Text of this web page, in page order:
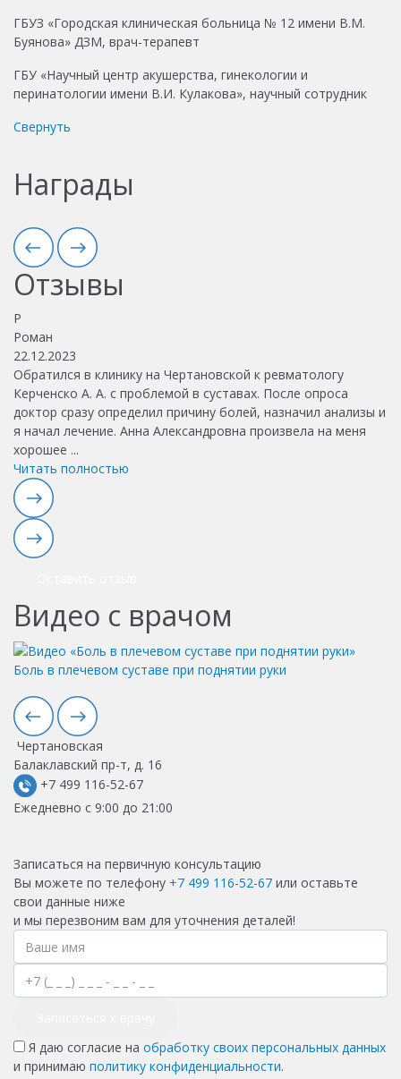
ГБУЗ «Городская клиническая больница № 12 имени В.М.
Буянова» ДЗМ, врач-терапевт
ГБУ «Научный центр акушерства, гинекологии и
перинатологии имени В.И. Кулакова», научный сотрудник
Свернуть
Награды
Отзывы
Р
Роман
22.12.2023
Обратился в клинику на Чертановской к ревматологу
Керченско А. А. с проблемой в суставах. После опроса
доктор сразу определил причину болей, назначил анализы и
я начал лечение. Анна Александровна произвела на меня
хорошее ...
Читать полностью
Видео с врачом
Боль в плечевом суставе при поднятии руки
Чертановская
Балаклавский пр-т, д. 16
+7 499 116-52-67
Ежедневно с 9:00 до 21:00
Записаться на первичную консультацию
Вы можете по телефону +7 499 116-52-67 или оставьте
свои данные ниже
и мы перезвоним вам для уточнения деталей!
Я даю согласие на обработку своих персональных данных
и принимаю политику конфиденциальности.